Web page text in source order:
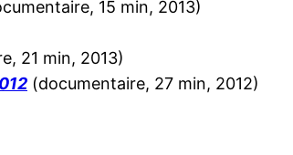
15 min, 2013)
21 min, 2013)
(documentaire, 27 min, 2012)